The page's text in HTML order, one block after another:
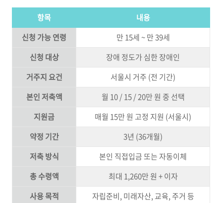
항목
내용
신청 가능 연령
만 15세 ~ 만 39세
신청 대상
장애 정도가 심한 장애인
거주지 요건
서울시 거주 (전 기간)
본인 저축액
월 10 / 15 / 20만 원 중 선택
지원금
매월 15만 원 고정 지원 (서울시)
약정 기간
3년 (36개월)
저축 방식
본인 직접입금 또는 자동이체
총 수령액
최대 1,260만 원 + 이자
사용 목적
자립준비, 미래자산, 교육, 주거 등